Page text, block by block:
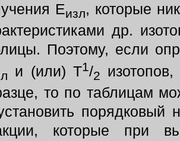
Еизл, которые
др.
Поэтому, если
и (или) Т1/2
то по таблицам
которые при